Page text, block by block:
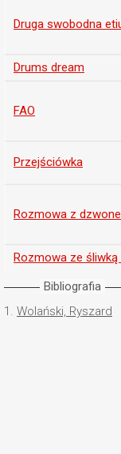
Druga swobodna
Drums dream
FAO
Przejściówka
Rozmowa z
Rozmowa ze
Bibliografia
1. Wolański, Ryszard